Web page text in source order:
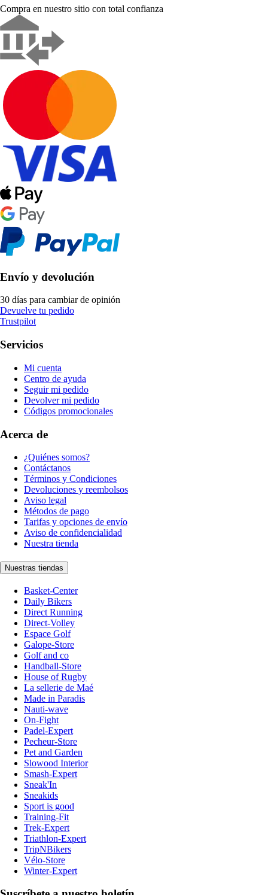
Compra en nuestro sitio con total confianza
Envío y devolución
30 días para cambiar de opinión
Devuelve tu pedido
Trustpilot
Servicios
Mi cuenta
Centro de ayuda
Seguir mi pedido
Devolver mi pedido
Códigos promocionales
Acerca de
¿Quiénes somos?
Contáctanos
Términos y Condiciones
Devoluciones y reembolsos
Aviso legal
Métodos de pago
Tarifas y opciones de envío
Aviso de confidencialidad
Nuestra tienda
Nuestras tiendas
Basket-Center
Daily Bikers
Direct Running
Direct-Volley
Espace Golf
Galope-Store
Golf and co
Handball-Store
House of Rugby
La sellerie de Maé
Made in Paradis
Nauti-wave
On-Fight
Padel-Expert
Pecheur-Store
Pet and Garden
Slowood Interior
Smash-Expert
Sneak'In
Sneakids
Sport is good
Training-Fit
Trek-Expert
Triathlon-Expert
TripNBikers
Vélo-Store
Winter-Expert